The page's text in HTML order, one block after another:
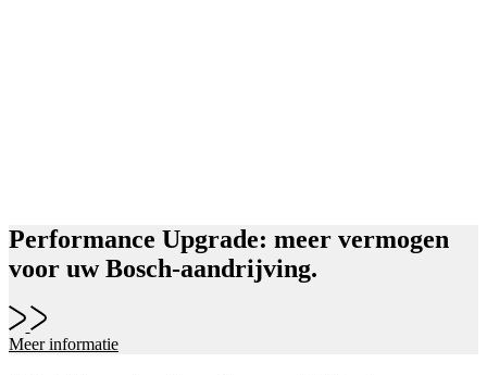
Performance Upgrade: meer vermogen
voor uw Bosch-aandrijving.
Meer informatie